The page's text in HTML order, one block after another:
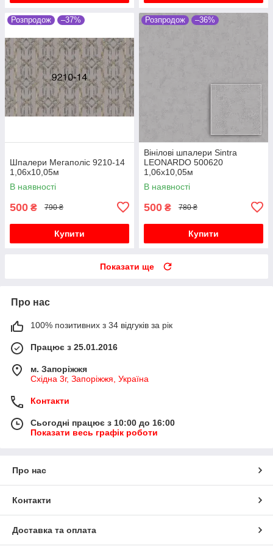
Розпродож –37%
Шпалери Мегаполіс 9210-14
1,06х10,05м
В наявності
500 ₴ 790 ₴
Купити
Розпродож –36%
Вінілові шпалери Sintra
LEONARDO 500620
1,06х10,05м
В наявності
500 ₴ 780 ₴
Купити
Показати ще
Про нас
100% позитивних з 34 відгуків за рік
Працює з 25.01.2016
м. Запоріжжя
Східна 3г, Запоріжжя, Україна
Контакти
Сьогодні працює з 10:00 до 16:00
Показати весь графік роботи
Про нас
Контакти
Доставка та оплата